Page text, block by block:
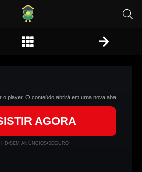
o player. O conteúdo abrirá em uma nova aba.
AGORA
HD•SEM ANÚNCIOS•SEGURO